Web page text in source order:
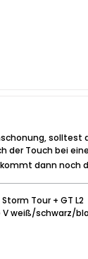
solltest
der Touch bei
dann noch
Tour + GT L2
V weiß/schwarz/